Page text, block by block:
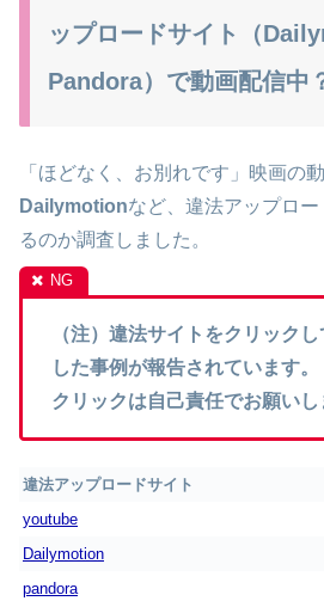
ップロードサイト（
Pandora）で動画配信中
「ほどなく、お別れです」映画の
Dailymotionなど、違法アップロ
るのか調査しました。
（注）違法サイトをクリック
した事例が報告されています。
クリックは自己責任でお願いし
違法アップロードサイト
youtube
Dailymotion
pandora